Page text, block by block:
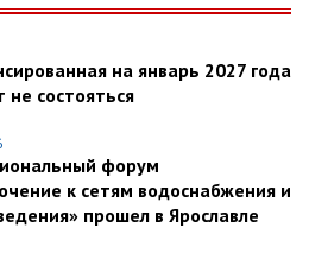
на январь 2027 года
не состояться
форум
к сетям водоснабжения и
прошел в Ярославле